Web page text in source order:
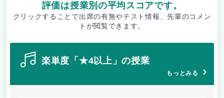
評価は授業別の平均スコアです。
クリックすることで出席の有無やテスト情報、先輩のコメン
トが閲覧できます。
楽単度「★4以上」の授業
もっとみる